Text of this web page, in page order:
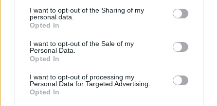
I want to opt-out of the Sharing of my
personal data.
Opted In
I want to opt-out of the Sale of my
Personal Data.
Opted In
I want to opt-out of processing my
Personal Data for Targeted Advertising.
Opted In
Kövesd az e-cars.hu-t a Facebookon is, további
CÍMKÉK ADAC e-mobilitás
Elektromobilitás
Elektromos autó
Összehasonlítás